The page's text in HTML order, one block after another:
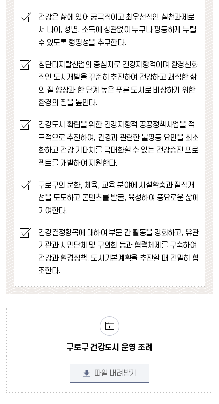
건강은 삶에 있어 궁극적이고 최우선적인 실천과제로
서 나이, 성별, 소득에 상관없이 누구나 평등하게 누릴
수 있도록 형평성을 추구한다.
첨단디지탈산업의 중심지로 건강지향적이며 환경친화
적인 도시개발을 꾸준히 추진하여 건강하고 쾌적한 삶
의 질 향상과 한 단계 높은 푸른 도시로 비상하기 위한
환경의 질을 높인다.
건강도시 확립을 위한 건강지향적 공공정책사업을 적
극적으로 추진하여, 건강과 관련한 불평등 요인을 최소
화하고 건강 기대치를 극대화할 수 있는 건강증진 프로
젝트를 개발하여 지원한다.
구로구의 문화, 체육, 교육 분야에 시설확충과 질적개
선을 도모하고 콘텐츠를 발굴, 육성하여 풍요로운 삶에
기여한다.
건강결정항목에 대하여 부문 간 활동을 강화하고, 유관
기관과 시민단체 및 구의회 등과 협력체제를 구축하여
건강과 환경정책, 도시기본계획을 추진할 때 긴밀히 협
조한다.
구로구 건강도시 운영 조례
파일 내려받기